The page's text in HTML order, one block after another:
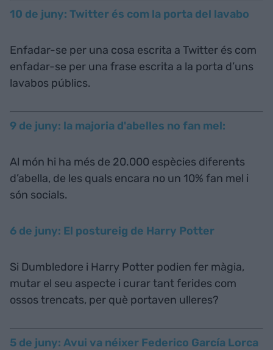
10 de juny: Twitter és com la porta del lavabo
Enfadar-se per una cosa escrita a Twitter és com
enfadar-se per una frase escrita a la porta d’uns
lavabos públics.
9 de juny: la majoria d'abelles no fan mel:
Al món hi ha més de 20.000 espècies diferents
d’abella, de les quals encara no un 10% fan mel i
són socials.
6 de juny: El postureig de Harry Potter
Si Dumbledore i Harry Potter podien fer màgia,
mutar el seu aspecte i curar tant ferides com
ossos trencats, per què portaven ulleres?
5 de juny: Avui va néixer Federico García Lorca